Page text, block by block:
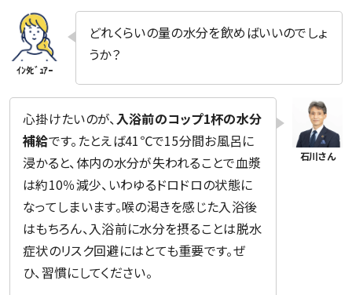
どれくらいの量の水分を飲めばいいのでしょ
うか？
心掛けたいのが、入浴前のコップ1杯の水分
補給です。たとえば41℃で15分間お風呂に
浸かると、体内の水分が失われることで血漿
は約10％減少、いわゆるドロドロの状態に
なってしまいます。喉の渇きを感じた入浴後
はもちろん、入浴前に水分を摂ることは脱水
症状のリスク回避にはとても重要です。ぜ
ひ、習慣にしてください。